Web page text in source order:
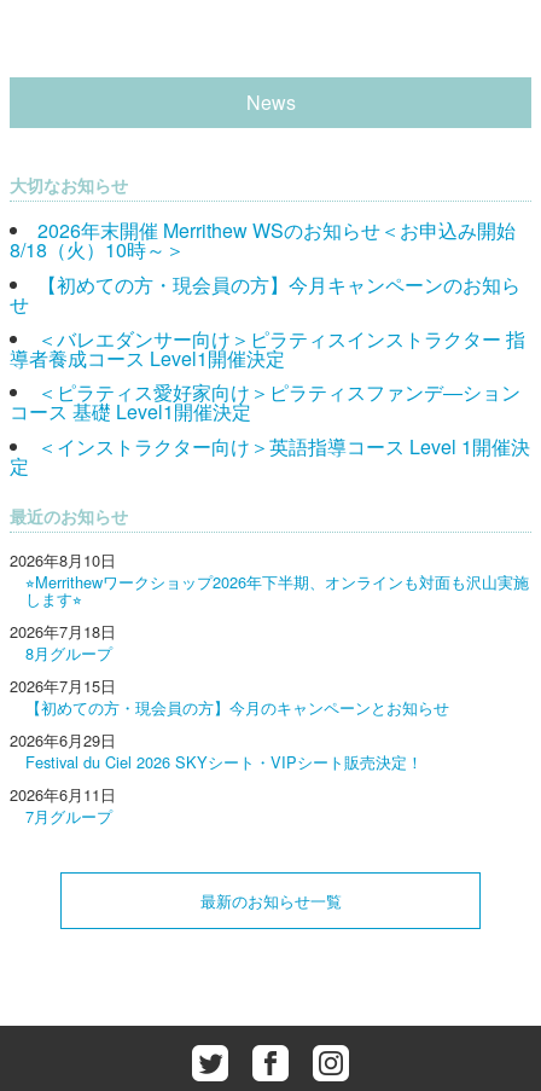
News
大切なお知らせ
2026年末開催 Merrithew WSのお知らせ＜お申込み開始
8/18（火）10時～＞
【初めての方・現会員の方】今月キャンペーンのお知ら
せ
＜バレエダンサー向け＞ピラティスインストラクター 指
導者養成コース Level1開催決定
＜ピラティス愛好家向け＞ピラティスファンデ―ション
コース 基礎 Level1開催決定
＜インストラクター向け＞英語指導コース Level 1開催決
定
最近のお知らせ
2026年8月10日
⭐︎Merrithewワークショップ2026年下半期、オンラインも対面も沢山実施
します⭐︎
2026年7月18日
8月グループ
2026年7月15日
【初めての方・現会員の方】今月のキャンペーンとお知らせ
2026年6月29日
Festival du Ciel 2026 SKYシート・VIPシート販売決定！
2026年6月11日
7月グループ
最新のお知らせ一覧